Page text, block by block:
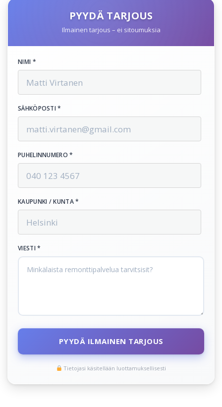
PYYDÄ TARJOUS
Ilmainen tarjous – ei sitoumuksia
NIMI *
SÄHKÖPOSTI *
PUHELINNUMERO *
KAUPUNKI / KUNTA *
VIESTI *
PYYDÄ ILMAINEN TARJOUS
Tietojasi käsitellään luottamuksellisesti